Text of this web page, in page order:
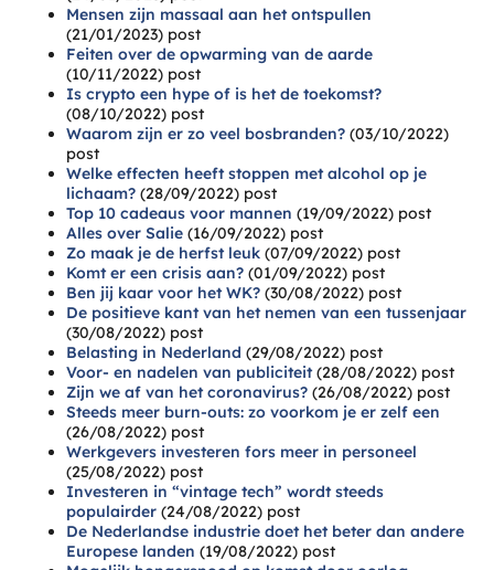
Mensen zijn massaal aan het ontspullen
(21/01/2023) post
Feiten over de opwarming van de aarde
(10/11/2022) post
Is crypto een hype of is het de toekomst?
(08/10/2022) post
Waarom zijn er zo veel bosbranden? (03/10/2022)
post
Welke effecten heeft stoppen met alcohol op je
lichaam? (28/09/2022) post
Top 10 cadeaus voor mannen (19/09/2022) post
Alles over Salie (16/09/2022) post
Zo maak je de herfst leuk (07/09/2022) post
Komt er een crisis aan? (01/09/2022) post
Ben jij kaar voor het WK? (30/08/2022) post
De positieve kant van het nemen van een tussenjaar
(30/08/2022) post
Belasting in Nederland (29/08/2022) post
Voor- en nadelen van publiciteit(28/08/2022) post
Zijn we af van het coronavirus? (26/08/2022) post
Steeds meer burn-outs: zo voorkom je er zelf een
(26/08/2022) post
Werkgevers investeren fors meer in personeel
(25/08/2022) post
Investeren in “vintage tech” wordt steeds
populairder (24/08/2022) post
De Nederlandse industrie doet het beter dan andere
Europese landen (19/08/2022) post